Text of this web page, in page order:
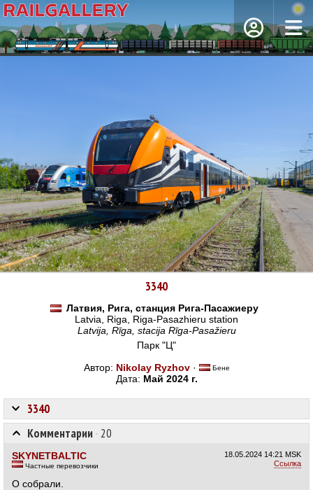
3340
Латвия, Рига, станция Рига-Пасажиеру
Latvia, Riga, Riga-Pasazhieru station
Latvija, Rīga, stacija Rīga-Pasažieru
Парк "Ц"
Автор: Nikolay Ryzhov· Бене
Дата: Май 2024 г.
3340
Комментарии · 20
18.05.2024 14:21 MSK
Ссылка
SKYNETBALTIC
Частные перевозчики
О собрали.